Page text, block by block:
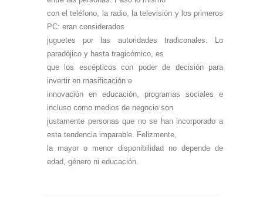
con el teléfono, la radio, la televisión y los primeros
PC: eran considerados
juguetes por las autoridades tradiconales. Lo
paradójico y hasta tragicómico, es
que los escépticos con poder de decisión para
invertir en masificación e
innovación en educación, programas sociales e
incluso como medios de negocio son
justamente personas que no se han incorporado a
esta tendencia imparable. Felizmente,
la mayor o menor disponibilidad no depende de
edad, género ni educación.